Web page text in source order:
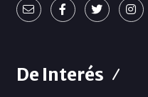
De Interés